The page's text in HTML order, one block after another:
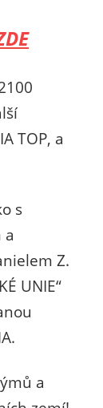
TOP, a
s
a
Z.
UNIE“
a